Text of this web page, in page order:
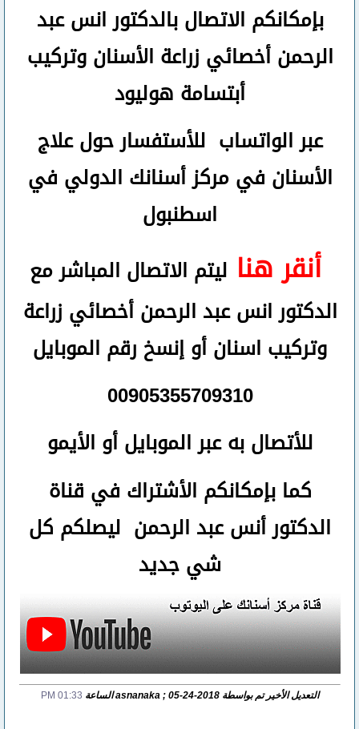
بإمكانكم الاتصال بالدكتور انس عبد
الرحمنأخصائي زراعة الأسنان وتركيب
أبتسامة هوليود
عبر الواتساب للأستفسار حول علاج
الأسنان في مركز أسنانك الدولي في
اسطنبول
أنقر هنا ليتم الاتصال المباشر مع
الدكتور انس عبد الرحمن أخصائي زراعة
وتركيب اسنانأوإنسخ رقم الموبايل
00905355709310
للأتصالبه عبر الموبايل أو الأيمو
كما بإمكانكم الأشتراك في قناة
الدكتور أنس عبد الرحمن ليصلكم كل
شي جديد
التعديل الأخير تم بواسطة asnanaka ; 05-24-2018 الساعة 01:33 PM